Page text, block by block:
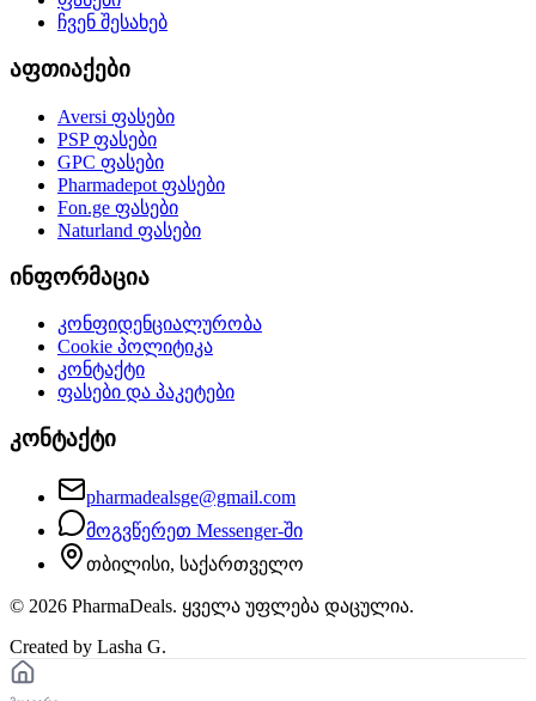
ჩვენ შესახებ
აფთიაქები
Aversi ფასები
PSPფასები
GPC ფასები
Pharmadepot ფასები
Fon.ge ფასები
Naturland ფასები
ინფორმაცია
კონფიდენციალურობა
Cookie პოლიტიკა
კონტაქტი
ფასები და პაკეტები
კონტაქტი
pharmadealsge@gmail.com
მოგვწერეთ Messenger-ში
თბილისი, საქართველო
© 2026 PharmaDeals. ყველა უფლება დაცულია.
Created by Lasha G.